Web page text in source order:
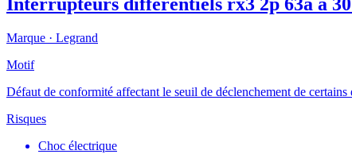
Marque · Legrand
Motif
Défaut de conformité affectant le seuil de déclenchement de
Risques
Choc électrique